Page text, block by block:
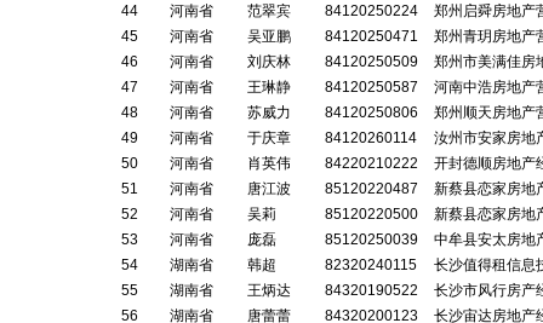
44
河南省 范翠宾 84120250224
郑州启舜房地产
45
河南省 吴亚鹏 84120250471
郑州青玥房地产
46
河南省 刘庆林 84120250509
郑州市美满佳房
47
河南省 王琳静 84120250587
河南中浩房地产
48
河南省 苏威力 84120250806
郑州顺天房地产
49
河南省 于庆章 84120260114
汝州市安家房地
50
河南省 肖英伟 84220210222
开封德顺房地产
51
河南省 唐江波 85120220487
新蔡县恋家房地
52
河南省 吴莉 85120220500
新蔡县恋家房地
53
河南省 庞磊 85120250039
中牟县安太房地
54
湖南省 韩超 82320240115
长沙值得租信息
55
湖南省 王炳达 84320190522
长沙市风行房产
56
湖南省 唐蕾蕾 84320200123
长沙宙达房地产